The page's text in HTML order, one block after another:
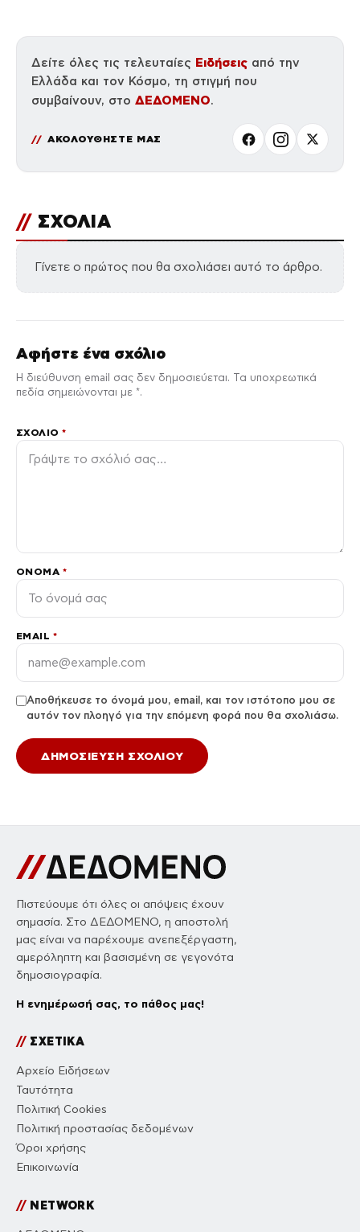
Δείτε όλες τις τελευταίες Ειδήσεις από την
Ελλάδα και τον Κόσμο, τη στιγμή που
συμβαίνουν, στο ΔΕΔΟΜΕΝΟ.
ΑΚΟΛΟΥΘΗΣΤΕ ΜΑΣ
// ΣΧΟΛΙΑ
Γίνετε ο πρώτος που θα σχολιάσει αυτό το άρθρο.
Αφήστε ένα σχόλιο
Η διεύθυνση email σας δεν δημοσιεύεται. Τα υποχρεωτικά
πεδία σημειώνονται με *.
ΣΧΌΛΙΟ*
ΌΝΟΜΑ *
EMAIL *
Αποθήκευσε το όνομά μου, email, και τον ιστότοπο μου σε
αυτόν τον πλοηγό για την επόμενη φορά που θα σχολιάσω.
Πιστεύουμε ότι όλες οι απόψεις έχουν
σημασία. Στο ΔΕΔΟΜΕΝΟ, η αποστολή
μας είναι να παρέχουμε ανεπεξέργαστη,
αμερόληπτη και βασισμένη σε γεγονότα
δημοσιογραφία.
Η ενημέρωσή σας, το πάθος μας!
//ΣΧΕΤΙΚΑ
Αρχείο Ειδήσεων
Ταυτότητα
Πολιτική Cookies
Πολιτική προστασίας δεδομένων
Όροι χρήσης
Επικοινωνία
//NETWORK